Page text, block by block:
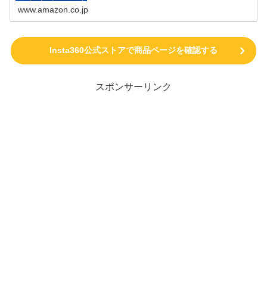
www.amazon.co.jp
Insta360公式ストアで商品ページを確認する
スポンサーリンク